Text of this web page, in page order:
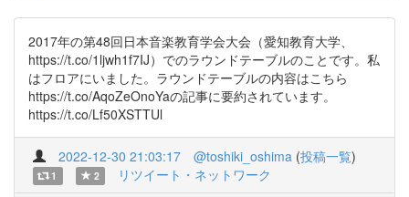
2017年の第48回日本音楽教育学会大会（愛知教育大学、
https://t.co/1ljwh1f7IJ）でのラウンドテーブルのことです。私
はフロアにいました。ラウンドテーブルの内容はこちら
https://t.co/AqoZeOnoYaの記事に要約されています。
https://t.co/Lf50XSTTUl
2022-12-30 21:03:17 @toshiki_oshima (投稿一覧)
1 2 リツイート・ネットワーク